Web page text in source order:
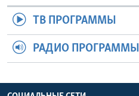
ТВ ПРОГРАММЫ
РАДИО ПРОГРАММЫ